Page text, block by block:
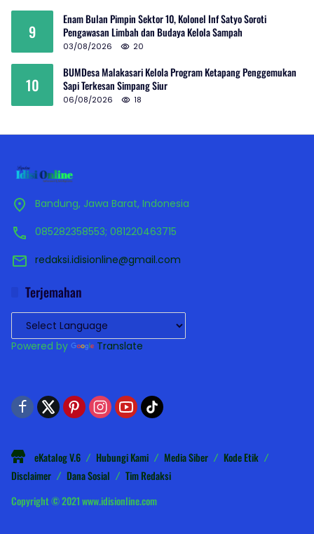
9
Enam Bulan Pimpin Sektor 10, Kolonel Inf Satyo Soroti
Pengawasan Limbah dan Budaya Kelola Sampah
03/08/2026 20
10
BUMDesa Malakasari Kelola Program Ketapang Penggemukan
Sapi Terkesan Simpang Siur
06/08/2026 18
Bandung, Jawa Barat, Indonesia
085282358553; 081220463715
redaksi.idisionline@gmail.com
Terjemahan
Powered by Translate
eKatalog V.6 Hubungi Kami Media Siber
Kode Etik
Disclaimer
Dana Sosial
Tim Redaksi
Copyright © 2021 www.idisionline.com